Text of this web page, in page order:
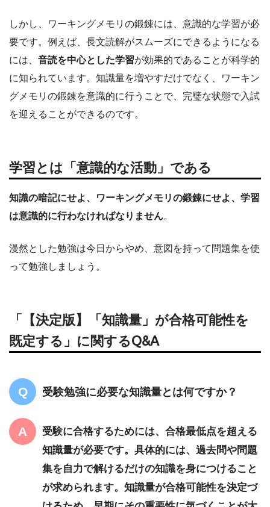
しかし、ワーキングメモリの鍛錬には、意識的な学習が必
要です。例えば、長文読解がスムーズにできるようになる
には、 音読を中心とした学習が効果的であることが科学的
に知られています。知識量を増やすだけでなく、ワーキン
グメモリの鍛錬を意識的に行うことで、完璧な状態で入試
を迎えることができるのです。
学習とは「意識的な活動」である
知識の暗記にせよ、ワーキングメモリの鍛錬にせよ、学習
は意識的に行わなければなりません。
漫然とした勉強は今日からやめ、意図を持って問題集を使
って勉強しましょう。
「【決定版】「知識量」が合格可能性を
既定する」に関するQ&A
受験勉強に必要な知識量とは何ですか？
受験に合格するためには、合格最低点を超える
知識量が必要です。具体的には、過去問や問題
集を自力で解けるだけの知識を身につけること
が求められます。知識量が合格可能性を決定づ